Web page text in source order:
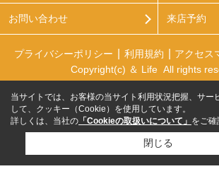
お問い合わせ 来店予約
プライバシーポリシー 利用規約 アクセス
Copyright(c) ＆ Life All rights
当サイトでは、お客様の当サイト利用状況把握、サー
して、クッキー（Cookie）を使用しています。
詳しくは、当社の 「Cookieの取扱いについて」 をご確
閉じる